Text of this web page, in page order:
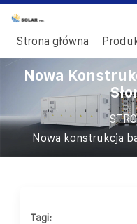
Strona główna
Nowa
Nowa konstrukcja
Tagi: